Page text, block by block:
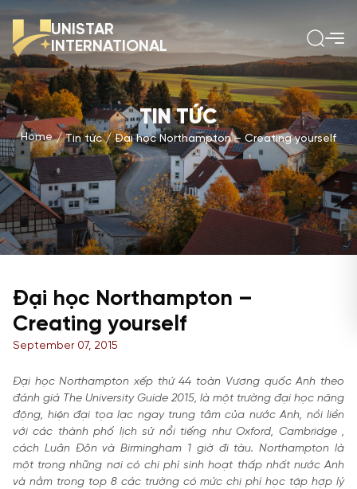
UNISTAR
INTERNATIONAL
TIN TỨC
Home Tin tức Đại học Northampton – Creating yourself
Đại học Northampton –
Creating yourself
September 07, 2015
Đại học Northampton xếp thứ 44 toàn Vương quốc Anh theo
đánh giá The University Guide 2015, là một trường đại học năng
động, hiện đại tọa lạc ngay trung tâm của nước Anh, nồi liền
với các thành phố lịch sử nổi tiếng như Oxford, Cambridge ,
cách Luân Đôn và Birmingham 1 giờ đi tàu. Northampton là
một trong những nơi có chi phí sinh hoạt thấp nhất nước Anh
và nằm trong top 8 các trường có mức chi phí học tập hợp lý